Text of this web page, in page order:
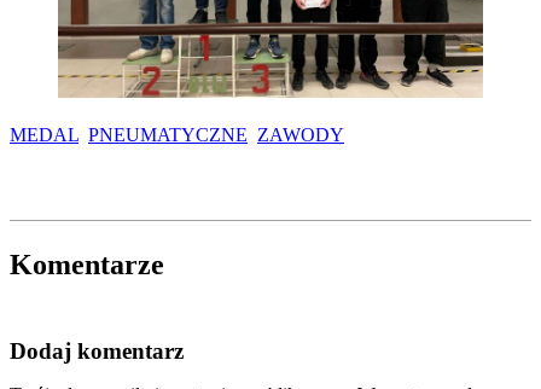
MEDAL PNEUMATYCZNE ZAWODY
Komentarze
Dodaj komentarz